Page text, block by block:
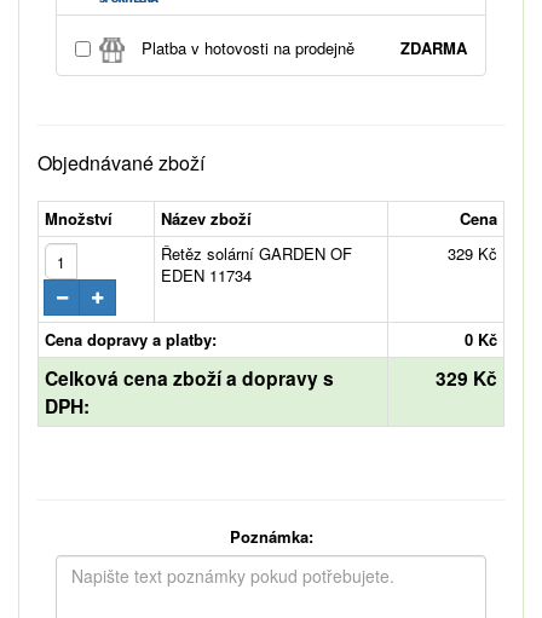
Platba v hotovosti na prodejně ZDARMA
Objednávané zboží
Množství Název zboží
Cena
Řetěz solární GARDEN OF
EDEN 11734
329 Kč
Cena dopravy a platby: 0 Kč
Celková cena zboží a dopravy s
DPH:
329 Kč
Poznámka: